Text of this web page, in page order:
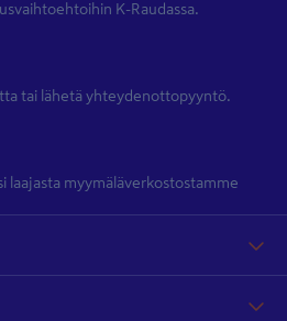
K-Raudassa.
tai lähetä yhteydenottopyyntö.
laajasta myymäläverkostostamme